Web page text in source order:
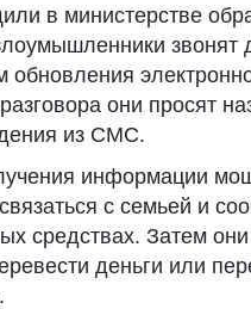
в министерстве
звонят
обновления
они просят
из СМС.
информации
с семьей и
средствах. Затем
деньги или